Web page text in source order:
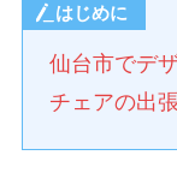
はじめに
仙台市でデ
チェアの出